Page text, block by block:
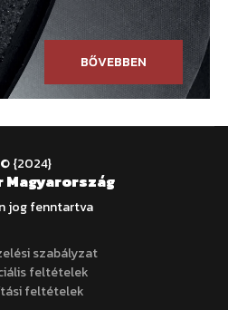
BŐVEBBEN
© {2024}
Magyarország
jog fenntartva
szabályzat
feltételek
feltételek